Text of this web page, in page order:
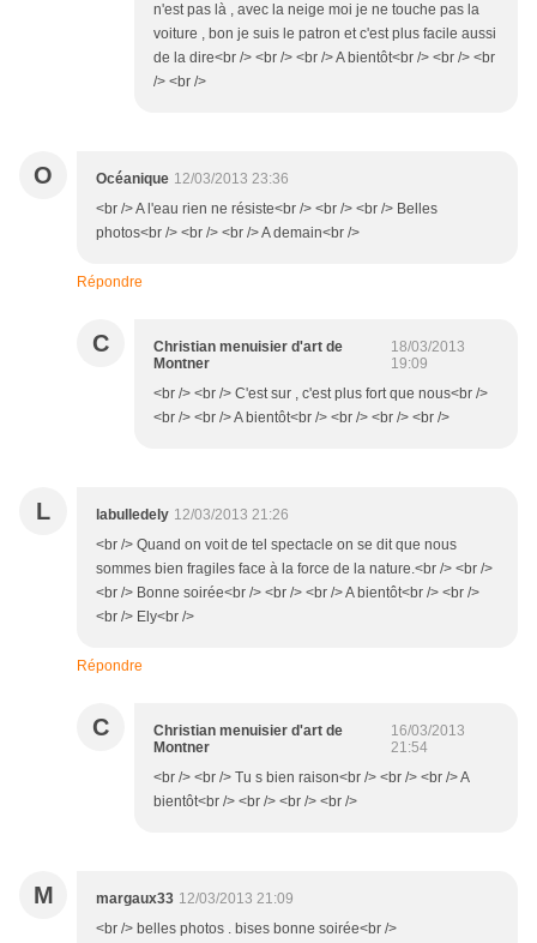
n'est pas là , avec la neige moi je ne touche pas la
voiture , bon je suis le patron et c'est plus facile aussi
de la dire<br /> <br /> <br /> A bientôt<br /> <br /> <br
/> <br />
O Océanique 12/03/2013 23:36
<br /> A l'eau rien ne résiste<br /> <br /> <br /> Belles
photos<br /> <br /> <br /> A demain<br />
Répondre
C
Christian menuisier d'art de
Montner
18/03/2013
19:09
<br /> <br /> C'est sur , c'est plus fort que nous<br />
<br /> <br /> A bientôt<br /> <br /> <br /> <br />
L labulledely 12/03/2013 21:26
<br /> Quand on voit de tel spectacle on se dit que nous
sommes bien fragiles face à la force de la nature.<br /> <br />
<br /> Bonne soirée<br /> <br /> <br /> A bientôt<br /> <br />
<br /> Ely<br />
Répondre
C
Christian menuisier d'art de
Montner
16/03/2013
21:54
<br /> <br /> Tu s bien raison<br /> <br /> <br /> A
bientôt<br /> <br /> <br /> <br />
M margaux33 12/03/2013 21:09
<br /> belles photos . bises bonne soirée<br />